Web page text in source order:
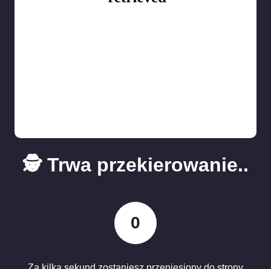
🕵️ Trwa przekierowanie..
0